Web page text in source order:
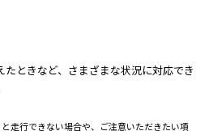
ときなど、さまざまな状況に対応でき
走行できない場合や、ご注意いただきたい項